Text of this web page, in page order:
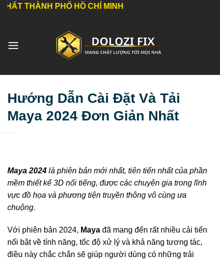
Bỏ
dung
PHỐ HỒ CHÍ MINH
Hướng Dẫn Cài Đặt Và Tải
Maya 2024 Đơn Giản Nhất
Maya 2024 là phiên bản mới nhất, tiên tiến nhất của phần
mềm thiết kế 3D nổi tiếng, được các chuyên gia trong lĩnh
vực đồ họa và phương tiện truyền thông vô cùng ưa
chuộng.
Với phiên bản 2024, Maya đã mang đến rất nhiều cải tiến
nổi bật về tính năng, tốc độ xử lý và khả năng tương tác,
điều này chắc chắn sẽ giúp người dùng có những trải